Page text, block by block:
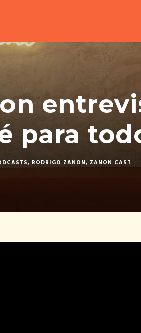
para
, RODRIGO ZANON, ZANON CAST